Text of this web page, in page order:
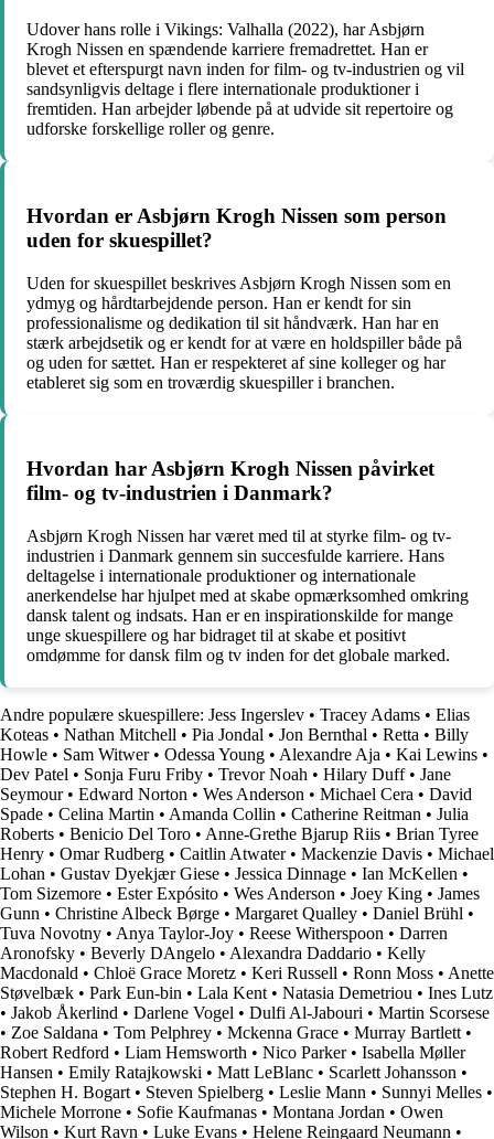
Udover hans rolle i Vikings: Valhalla (2022), har Asbjørn
Krogh Nissen en spændende karriere fremadrettet. Han er
blevet et efterspurgt navn inden for film- og tv-industrien og vil
sandsynligvis deltage i flere internationale produktioner i
fremtiden. Han arbejder løbende på at udvide sit repertoire og
udforske forskellige roller og genre.
Hvordan er Asbjørn Krogh Nissen som person
uden for skuespillet?
Uden for skuespillet beskrives Asbjørn Krogh Nissen som en
ydmyg og hårdtarbejdende person. Han er kendt for sin
professionalisme og dedikation til sit håndværk. Han har en
stærk arbejdsetik og er kendt for at være en holdspiller både på
og uden for sættet. Han er respekteret af sine kolleger og har
etableret sig som en troværdig skuespiller i branchen.
Hvordan har Asbjørn Krogh Nissen påvirket
film- og tv-industrien i Danmark?
Asbjørn Krogh Nissen har været med til at styrke film- og tv-
industrien i Danmark gennem sin succesfulde karriere. Hans
deltagelse i internationale produktioner og internationale
anerkendelse har hjulpet med at skabe opmærksomhed omkring
dansk talent og indsats. Han er en inspirationskilde for mange
unge skuespillere og har bidraget til at skabe et positivt
omdømme for dansk film og tv inden for det globale marked.
Andre populære skuespillere: Jess Ingerslev • Tracey Adams • Elias
Koteas • Nathan Mitchell • Pia Jondal • Jon Bernthal • Retta • Billy
Howle • Sam Witwer• Odessa Young • Alexandre Aja • Kai Lewins •
Dev Patel • Sonja Furu Friby • Trevor Noah • Hilary Duff• Jane
Seymour• Edward Norton • Wes Anderson • Michael Cera • David
Spade • Celina Martin • Amanda Collin • Catherine Reitman • Julia
Roberts • Benicio Del Toro • Anne-Grethe Bjarup Riis • Brian Tyree
Henry • Omar Rudberg • Caitlin Atwater• Mackenzie Davis • Michael
Lohan • Gustav Dyekjær Giese • Jessica Dinnage • Ian McKellen •
Tom Sizemore • Ester Expósito • Wes Anderson • Joey King • James
Gunn • Christine Albeck Børge • Margaret Qualley • Daniel Brühl •
Tuva Novotny • Anya Taylor-Joy • Reese Witherspoon • Darren
Aronofsky • Beverly DAngelo • Alexandra Daddario • Kelly
Macdonald • Chloë Grace Moretz • Keri Russell • Ronn Moss • Anette
Støvelbæk • Park Eun-bin • Lala Kent • Natasia Demetriou • Ines Lutz
• Jakob Åkerlind • Darlene Vogel • Dulfi Al-Jabouri • Martin Scorsese
• Zoe Saldana • Tom Pelphrey • Mckenna Grace • Murray Bartlett •
Robert Redford • Liam Hemsworth • Nico Parker• Isabella Møller
Hansen • Emily Ratajkowski • Matt LeBlanc • Scarlett Johansson •
Stephen H. Bogart • Steven Spielberg • Leslie Mann • Sunnyi Melles •
Michele Morrone • Sofie Kaufmanas • Montana Jordan • Owen
Wilson • Kurt Ravn • Luke Evans • Helene Reingaard Neumann •